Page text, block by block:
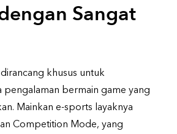
Sangat
khusus untuk
bermain game yang
Mainkan e-sports layaknya
Competition Mode, yang